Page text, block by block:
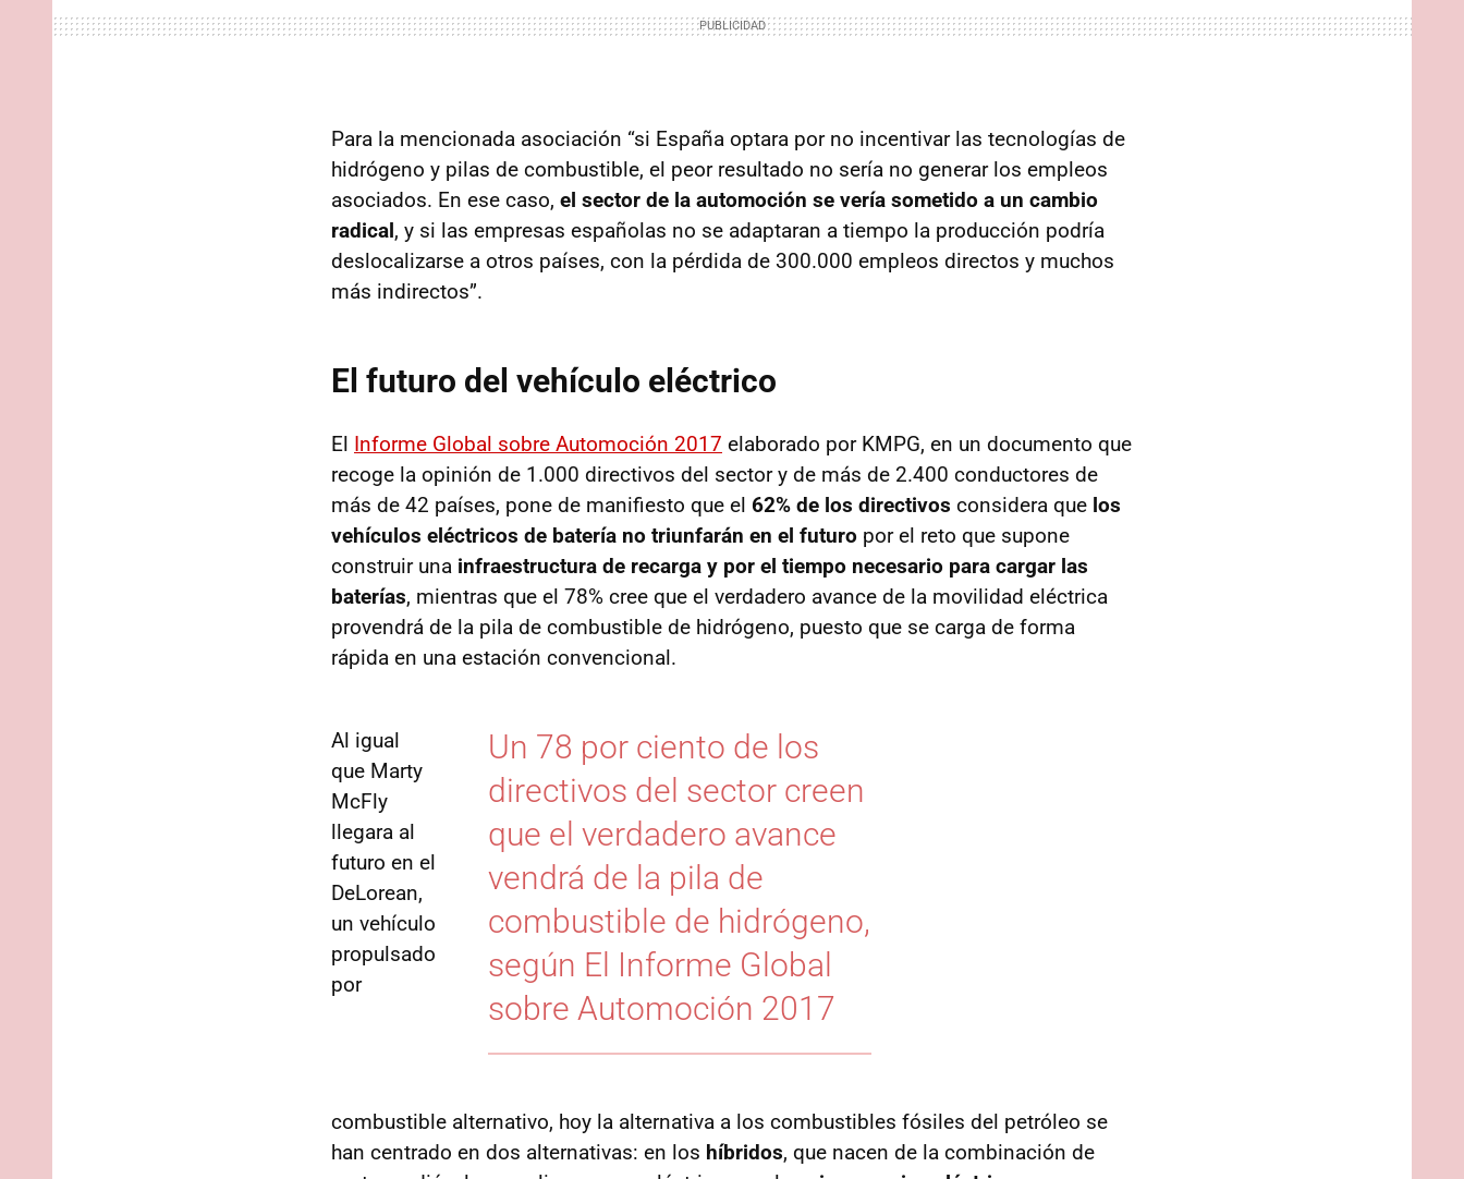
Para la mencionada asociación “si España optara por no incentivar las tecnologías de
hidrógeno y pilas de combustible, el peor resultado no sería no generar los empleos
asociados. En ese caso, el sector de la automoción se vería sometido a un cambio
radical, y si las empresas españolas no se adaptaran a tiempo la producción podría
deslocalizarse a otros países, con la pérdida de 300.000 empleos directos y muchos
más indirectos”.
El futuro del vehículo eléctrico
El Informe Global sobre Automoción 2017 elaborado por KMPG, en un documento que
recoge la opinión de 1.000 directivos del sector y de más de 2.400 conductores de
más de 42 países, pone de manifiesto que el 62% de los directivos considera que los
vehículos eléctricos de batería no triunfarán en el futuro por el reto que supone
construir una infraestructura de recarga y por el tiempo necesario para cargar las
baterías, mientras que el 78% cree que el verdadero avance de la movilidad eléctrica
provendrá de la pila de combustible de hidrógeno, puesto que se carga de forma
rápida en una estación convencional.
Un 78 por ciento de los
directivos del sector creen
que el verdadero avance
vendrá de la pila de
combustible de hidrógeno,
según El Informe Global
sobre Automoción 2017
Al igual
que Marty
McFly
llegara al
futuro en el
DeLorean,
un vehículo
propulsado
por
combustible alternativo, hoy la alternativa a los combustibles fósiles del petróleo se
han centrado en dos alternativas: en los híbridos, que nacen de la combinación de